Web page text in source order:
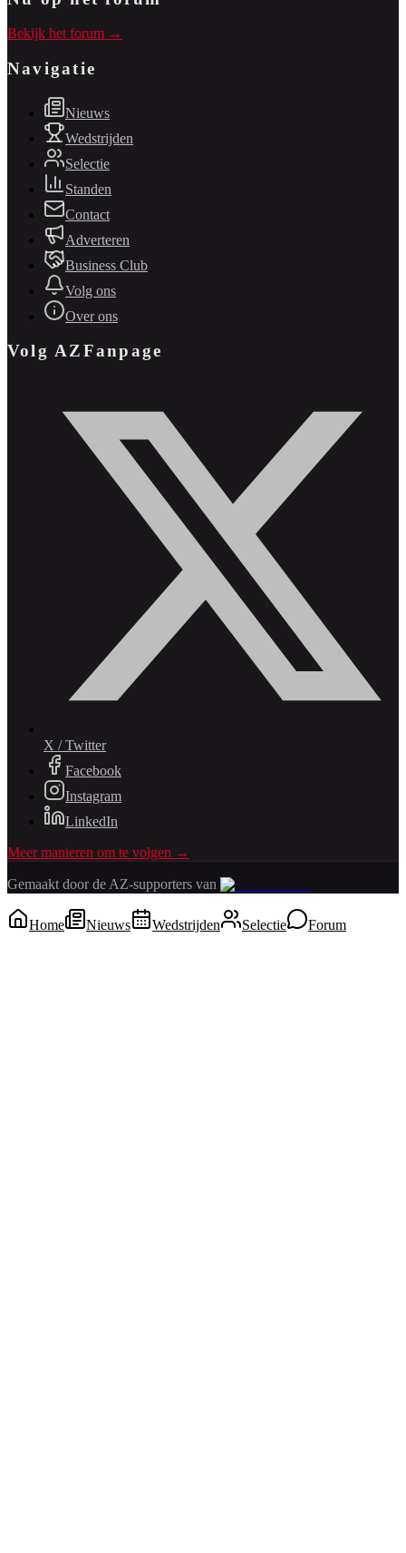
Bekijk het forum →
Navigatie
Nieuws
Wedstrijden
Selectie
Standen
Contact
Adverteren
Business Club
Volg ons
Over ons
Volg AZFanpage
X / Twitter
Facebook
Instagram
LinkedIn
Meer manieren om te volgen →
Gemaakt door de AZ-supporters van
Home Nieuws Wedstrijden Selectie Forum